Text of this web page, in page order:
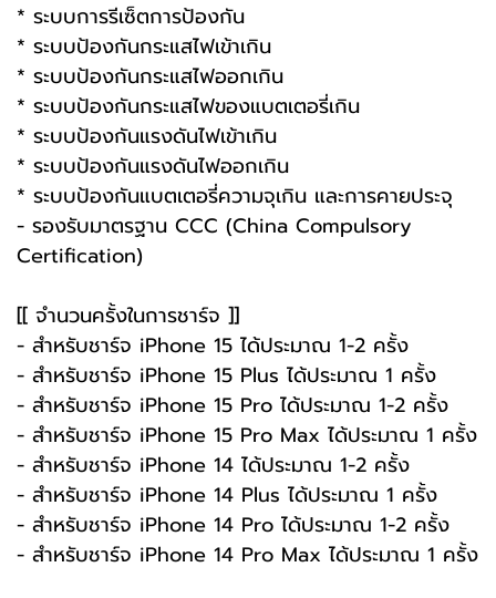
* ระบบการรีเซ็ตการป้องกัน
* ระบบป้องกันกระแสไฟเข้าเกิน
* ระบบป้องกันกระแสไฟออกเกิน
* ระบบป้องกันกระแสไฟของแบตเตอรี่เกิน
* ระบบป้องกันแรงดันไฟเข้าเกิน
* ระบบป้องกันแรงดันไฟออกเกิน
* ระบบป้องกันแบตเตอรี่ความจุเกิน และการคายประจุ
- รองรับมาตรฐาน CCC (China Compulsory
Certification)
[[ จำนวนครั้งในการชาร์จ ]]
- สำหรับชาร์จ iPhone 15 ได้ประมาณ 1-2 ครั้ง
- สำหรับชาร์จ iPhone 15 Plus ได้ประมาณ 1 ครั้ง
- สำหรับชาร์จ iPhone 15 Pro ได้ประมาณ 1-2 ครั้ง
- สำหรับชาร์จ iPhone 15 Pro Max ได้ประมาณ 1 ครั้ง
- สำหรับชาร์จ iPhone 14 ได้ประมาณ 1-2 ครั้ง
- สำหรับชาร์จ iPhone 14 Plus ได้ประมาณ 1 ครั้ง
- สำหรับชาร์จ iPhone 14 Pro ได้ประมาณ 1-2 ครั้ง
- สำหรับชาร์จ iPhone 14 Pro Max ได้ประมาณ 1 ครั้ง